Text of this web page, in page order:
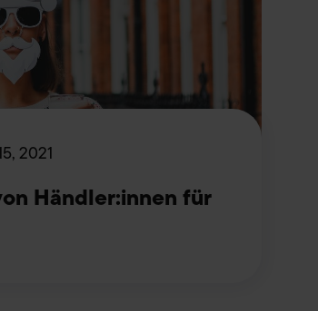
2021
Händler:innen für